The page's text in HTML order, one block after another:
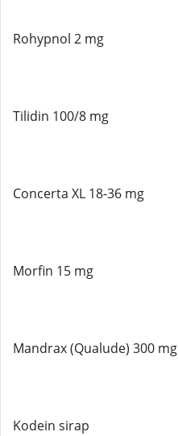
Rohypnol 2 mg
Tilidin 100/8 mg
Concerta XL 18-36 mg
Morfin 15 mg
Mandrax (Qualude) 300 mg
Kodein sirap